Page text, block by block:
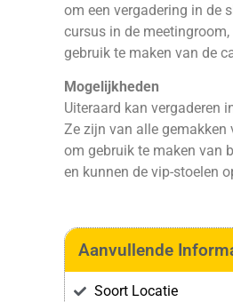
om een vergadering in de
cursus in de
gebruik te maken van de
Mogelijkheden
Uiteraard kan vergaderen
Ze zijn van alle gemakken
om gebruik te maken van
en kunnen de vip-stoelen
Aanvullende
Soort Locatie